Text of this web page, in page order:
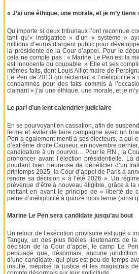
« J’ai une éthique, une morale, et je m’y tiens
Qu’importe si deux tribunaux l’ont reconnue
tant qu’« instigatrice » d’un « système »
millions d’euros d’argent public pour
la présidente de la Cour d’appel. Pour le
cela ne compte pas : « Marine Le Pen est la
est innocente ou coupable. » Elle et ses
mêmes faits, dont Louis Alliot maire de
Le Pen de 2013 qui réclamait « l’inéligibilité à
condamnés pour des faits commis à
clamant « j’ai une éthique, une morale, et je
Le pari d’un lent calendrier judiciaire
En se pourvoyant en cassation, afin de
ferme et éviter de faire campagne avec un
Pen a également menti à ses électeurs, à qui
d’extrême droite Causeur, en novembre
candidature à un pourvoi… Pour le RN , la
prononcer avant l’élection présidentielle. La
pourtant bien heureuse de bénéficier d’un
printemps 2025, la Cour d’appel de Paris a
rendre sa décision « à l’été 2026 ». Un
prévenue d’être à nouveau éligible, grâce à la
mettant en avant le principe de « liberté de
peine d’inéligibilité à quinze mois ferme (ainsi
Marine Le Pen sera candidate jusqu’au bout
Un retour de l’exécution provisoire est jugé «
Tanguy, un des plus fidèles lieutenants de
décision de la Cour d’appel, le camp Le
persuadé que, désormais, aucune
d’une candidate, qui plus est peu de temps
insulté, méprisé la justice et les magistrats